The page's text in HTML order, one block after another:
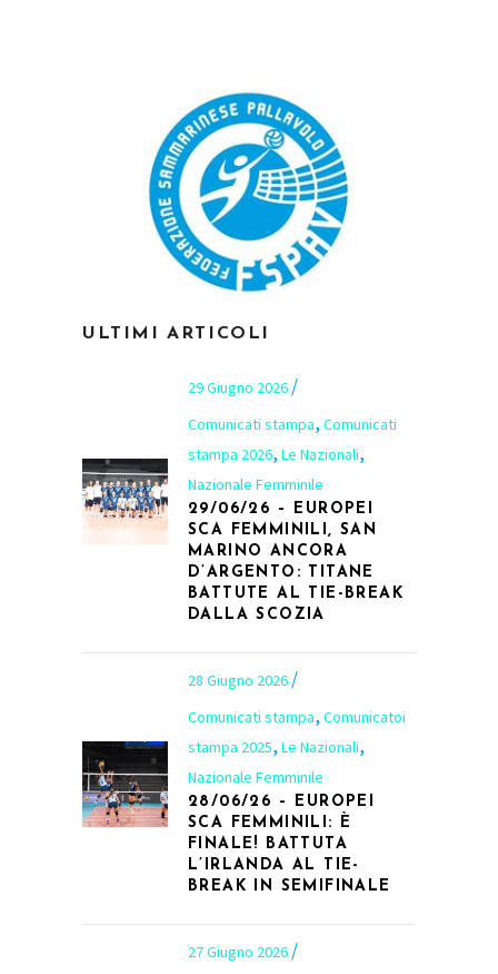
ULTIMI ARTICOLI
29 Giugno 2026
Comunicati stampa, Comunicati
stampa 2026, Le Nazionali,
Nazionale Femminile
29/06/26 – EUROPEI
SCA FEMMINILI, SAN
MARINO ANCORA
D’ARGENTO: TITANE
BATTUTE AL TIE-BREAK
DALLA SCOZIA
28 Giugno 2026
Comunicati stampa, Comunicatoi
stampa 2025, Le Nazionali,
Nazionale Femminile
28/06/26 – EUROPEI
SCA FEMMINILI: È
FINALE! BATTUTA
L’IRLANDA AL TIE-
BREAK IN SEMIFINALE
27 Giugno 2026